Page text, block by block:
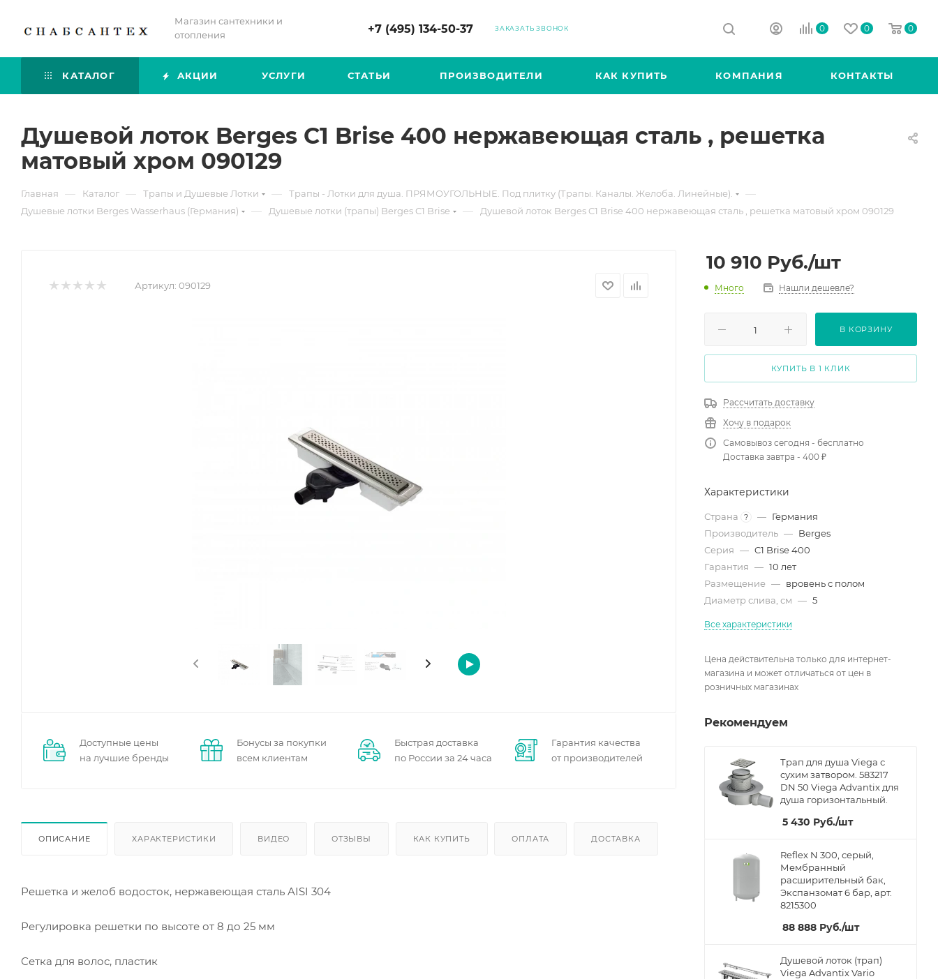
Магазин сантехники и
отопления
+7 (495) 134-50-37 ЗАКАЗАТЬ ЗВОНОК 0 0 0
КАТАЛОГ АКЦИИ УСЛУГИ СТАТЬИ ПРОИЗВОДИТЕЛИ КАК КУПИТЬ КОМПАНИЯ КОНТАКТЫ
Душевой лоток Berges C1 Brise 400 нержавеющая сталь , решетка
матовый хром 090129
Главная — Каталог — Трапы и Душевые Лотки — Трапы - Лотки для душа. ПРЯМОУГОЛЬНЫЕ. Под плитку (Трапы. Каналы. Желоба. Линейные). —
Душевые лотки Berges Wasserhaus (Германия) — Душевые лотки (трапы) Berges C1 Brise — Душевой лоток Berges C1 Brise 400 нержавеющая сталь , решетка матовый хром 090129
Артикул: 090129
Доступные цены
на лучшие бренды
Бонусы за покупки
всем клиентам
Быстрая доставка
по России за 24 часа
Гарантия качества
от производителей
ОПИСАНИЕ ХАРАКТЕРИСТИКИ ВИДЕО ОТЗЫВЫ КАК КУПИТЬ ОПЛАТА ДОСТАВКА
Решетка и желоб водосток, нержавеющая сталь AISI 304
Регулировка решетки по высоте от 8 до 25 мм
Сетка для волос, пластик
10 910 Руб./шт
Много Нашли дешевле?
В КОРЗИНУ
КУПИТЬ В 1 КЛИК
Рассчитать доставку
Хочу в подарок
Самовывоз сегодня - бесплатно
Доставка завтра - 400 ₽
Характеристики
Страна ? — Германия
Производитель — Berges
Серия — C1 Brise 400
Гарантия — 10 лет
Размещение — вровень с полом
Диаметр слива, см — 5
Все характеристики
Цена действительна только для интернет-
магазина и может отличаться от цен в
розничных магазинах
Рекомендуем
Трап для душа Viega с
сухим затвором. 583217
DN 50 Viega Advantix для
душа горизонтальный.
5 430 Руб./шт
Reflex N 300, серый,
Мембранный
расширительный бак,
Экспанзомат 6 бар, арт.
8215300
88 888 Руб./шт
Душевой лоток (трап)
Viega Advantix Vario